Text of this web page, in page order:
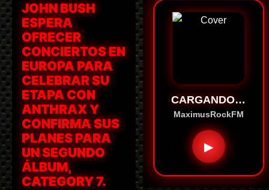
JOHN BUSH
ESPERA
OFRECER
CONCIERTOS EN
EUROPA PARA
CELEBRAR SU
ETAPA CON
ANTHRAX Y
CONFIRMA SUS
PLANES PARA
UN SEGUNDO
ÁLBUM,
CATEGORY 7.
CARGANDO…
MaximusRockFM
▶